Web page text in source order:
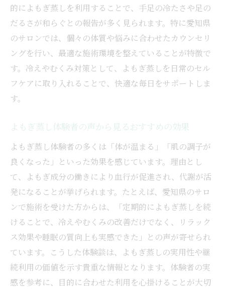
的によもぎ蒸しを利用することで、手足の冷たさや足の
だるさが和らぐとの報告が多く見られます。特に愛知県
のサロンでは、個々の体質や悩みに合わせたカウンセリ
ングを行い、最適な施術環境を整えていることが特徴で
す。冷えやむくみ対策として、よもぎ蒸しを日常のセル
フケアに取り入れることで、快適な毎日をサポートしま
す。
よもぎ蒸し体験者の声から見るおすすめの効果
よもぎ蒸し体験者の多くは「体が温まる」「肌の調子が
良くなった」といった効果を感じています。理由とし
て、よもぎ成分の働きにより血行が促進され、代謝が活
発になることが挙げられます。たとえば、愛知県のサロ
ンで施術を受けた方からは、「定期的によもぎ蒸しを続
けることで、冷えやむくみの改善だけでなく、リラック
ス効果や睡眠の質向上も実感できた」との声が寄せられ
ています。こうした体験談は、よもぎ蒸しの実用性や継
続利用の価値を示す貴重な情報となります。体験者の実
感を参考に、目的に合わせた利用を心掛けることが大切